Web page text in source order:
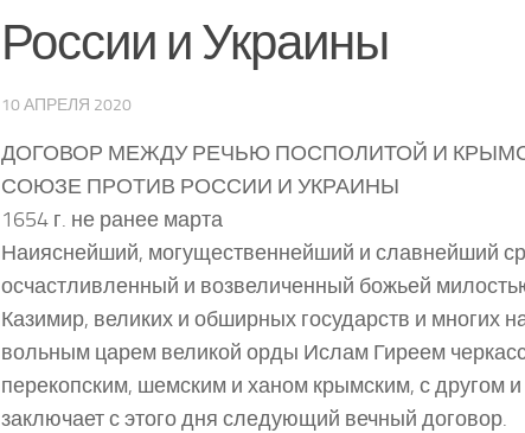
России и Украины
10 АПРЕЛЯ 2020
ДОГОВОР МЕЖДУ РЕЧЬЮ ПОСПОЛИТОЙ И
СОЮЗЕ ПРОТИВ РОССИИ И УКРАИНЫ
1654 г. не ранее марта
Наияснейший, могущественнейший и славнейший
осчастливленный и возвеличенный божьей
Казимир, великих и обширных государств и многих
вольным царем великой орды Ислам Гиреем
перекопским, шемским и ханом крымским, с другом
заключает с этого дня следующий вечный договор.